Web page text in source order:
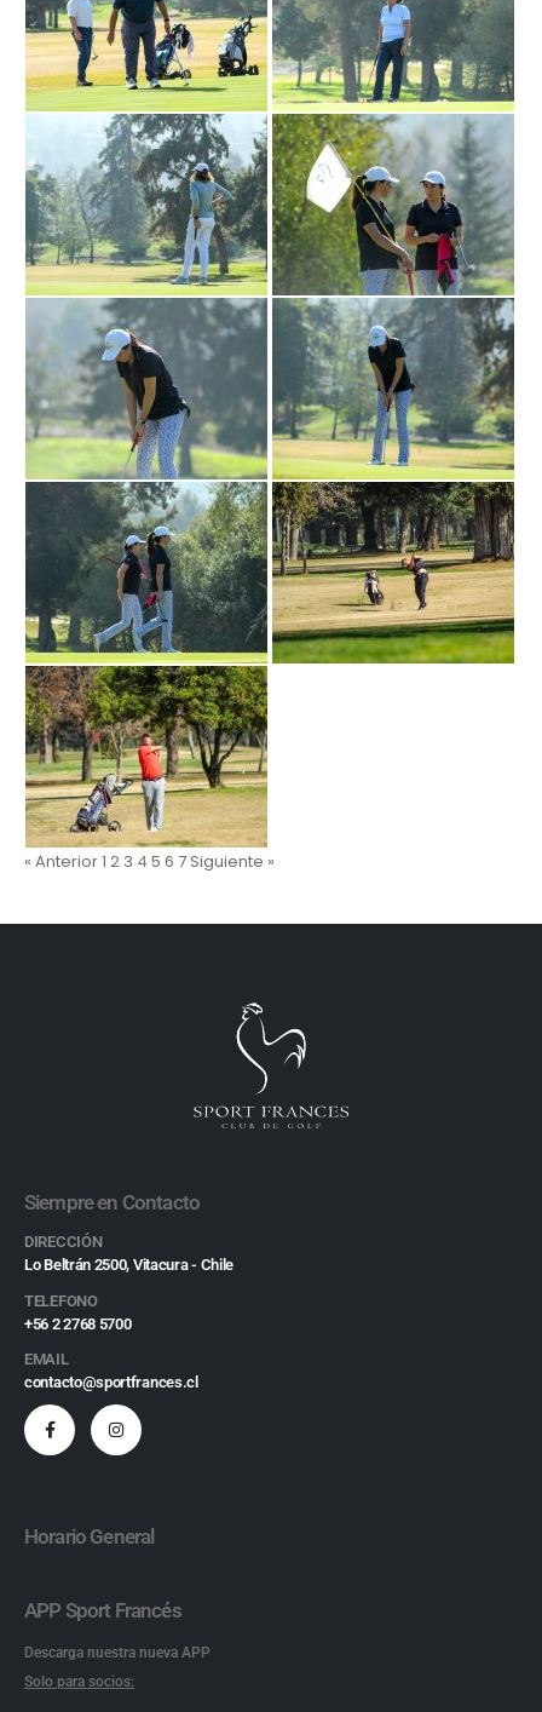
« Anterior1 2 3 4 5 6 7 Siguiente »
Siempre en Contacto
DIRECCIÓN
Lo Beltrán 2500, Vitacura - Chile
TELEFONO
+56 2 2768 5700
EMAIL
contacto@sportfrances.cl
Horario General
APP Sport Francés
Descarga nuestra nueva APP
Solo para socios: